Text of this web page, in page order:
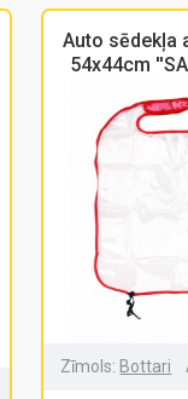
Auto sēdekļa
54x44cm
Zīmols: Bottari